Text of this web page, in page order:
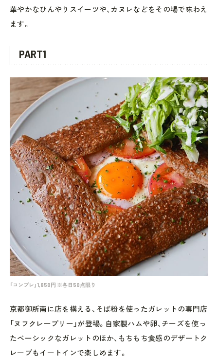
華やかなひんやりスイーツや、カヌレなどをその場で味わえ
ます。
PART1
「コンプレ」1,650円 ※各日50点限り
京都御所南に店を構える、そば粉を使ったガレットの専門店
「ヌフクレープリー」が登場。自家製ハムや卵、チーズを使っ
たベーシックなガレットのほか、もちもち食感のデザートク
レープもイートインで楽しめます。